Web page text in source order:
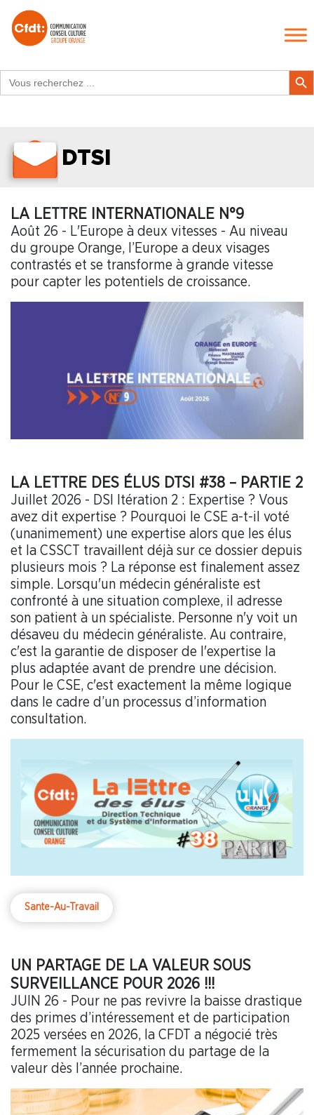
for:
Search
DTSI
LA LETTRE INTERNATIONALE N°9
Août 26 - L'Europe à deux vitesses - Au niveau
du groupe Orange, l’Europe a deux visages
contrastés et se transforme à grande vitesse
pour capter les potentiels de croissance.
LA LETTRE DES ÉLUS DTSI #38 – PARTIE 2
Juillet 2026 - DSI Itération 2 : Expertise ? Vous
avez dit expertise ? Pourquoi le CSE a-t-il voté
(unanimement) une expertise alors que les élus
et la CSSCT travaillent déjà sur ce dossier depuis
plusieurs mois ? La réponse est finalement assez
simple. Lorsqu'un médecin généraliste est
confronté à une situation complexe, il adresse
son patient à un spécialiste. Personne n'y voit un
désaveu du médecin généraliste. Au contraire,
c'est la garantie de disposer de l'expertise la
plus adaptée avant de prendre une décision.
Pour le CSE, c'est exactement la même logique
dans le cadre d’un processus d’information
consultation.
Sante-Au-Travail
UN PARTAGE DE LA VALEUR SOUS
SURVEILLANCE POUR 2026 !!!
JUIN 26 - Pour ne pas revivre la baisse drastique
des primes d’intéressement et de participation
2025 versées en 2026, la CFDT a négocié très
fermement la sécurisation du partage de la
valeur dès l’année prochaine.